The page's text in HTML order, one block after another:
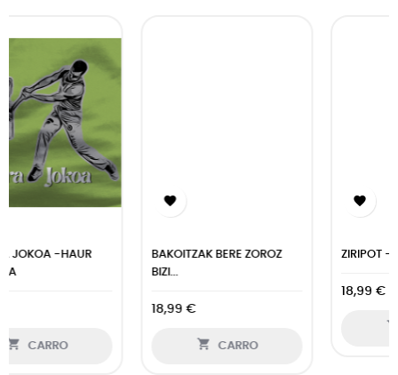
BAKOITZAK BERE ZOROZ
ZIRIPOT -HAUR KAMISETA